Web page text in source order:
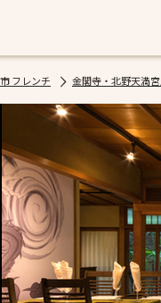
フレンチ 金閣寺・北野天満